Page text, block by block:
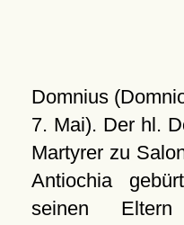
Domnius
7. Mai). Der hl.
Martyrer zu
Antiochia
seinen